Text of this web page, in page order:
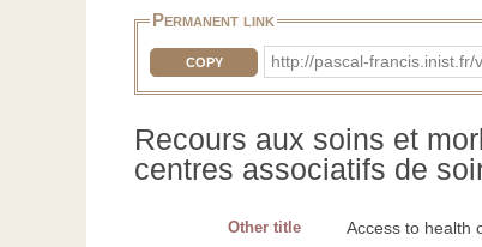
Permanent link
COPY http://pascal-
Recours aux soins et
centres associatifs de
Other title Access to health